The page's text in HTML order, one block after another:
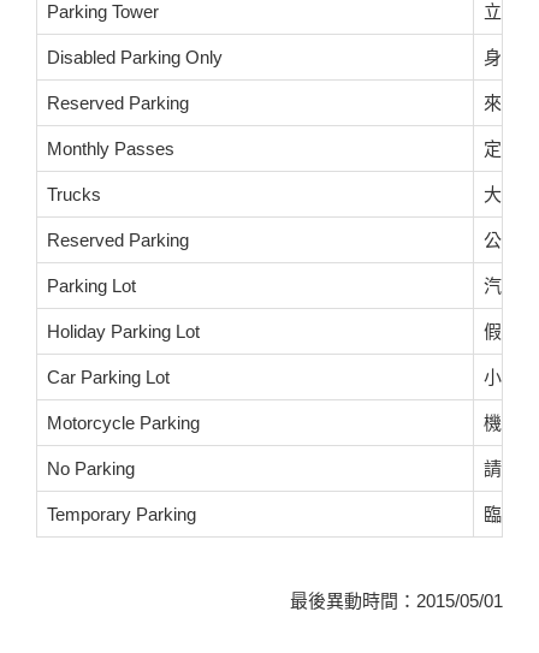
Parking Tower 立體
Disabled Parking Only 身心
Reserved Parking 來賓
Monthly Passes 定期票
Trucks 大貨車
Reserved Parking 公務
Parking Lot 汽車
Holiday Parking Lot 假日
Car Parking Lot 小客
Motorcycle Parking 機車
No Parking 請勿
Temporary Parking 臨時
最後異動時間：2015/05/01